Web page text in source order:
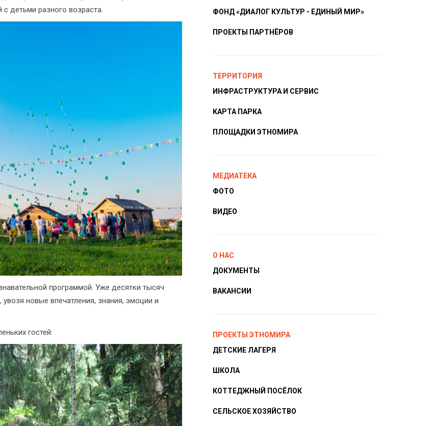
детьми разного возраста.
программой. Уже десятки тысяч
новые впечатления, знания, эмоции и
гостей:
ФОНД «ДИАЛОГ КУЛЬТУР - ЕДИНЫЙ МИР»
ПРОЕКТЫ ПАРТНЁРОВ
ТЕРРИТОРИЯ
ИНФРАСТРУКТУРА И СЕРВИС
КАРТА ПАРКА
ПЛОЩАДКИ ЭТНОМИРА
МЕДИАТЕКА
ФОТО
ВИДЕО
О НАС
ДОКУМЕНТЫ
ВАКАНСИИ
ПРОЕКТЫ ЭТНОМИРА
ДЕТСКИЕ ЛАГЕРЯ
ШКОЛА
КОТТЕДЖНЫЙ ПОСЁЛОК
СЕЛЬСКОЕ ХОЗЯЙСТВО